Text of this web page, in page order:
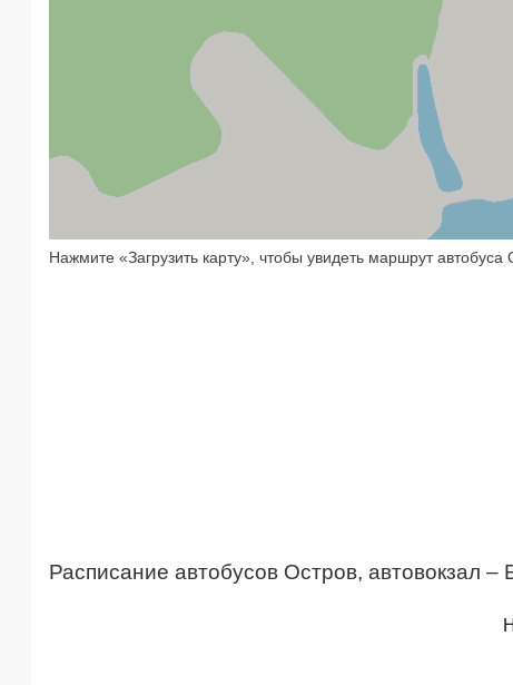
Нажмите «Загрузить карту», чтобы увидеть маршрут
Расписание автобусов Остров, автовокзал –